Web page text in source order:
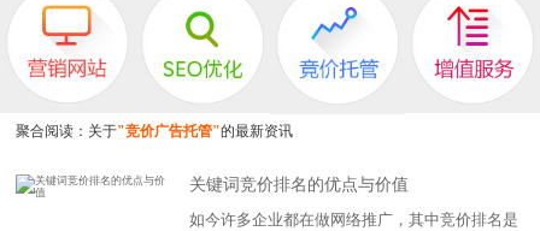
聚合阅读：关于"竞价广告托管"的最新资讯
关键词竞价排名的优点与价值
如今许多企业都在做网络推广，其中竞价排名是